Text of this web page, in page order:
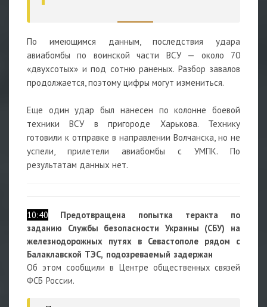
По имеющимся данным, последствия удара
авиабомбы по воинской части ВСУ — около 70
«двухсотых» и под сотню раненых. Разбор завалов
продолжается, поэтому цифры могут измениться.
Еще один удар был нанесен по колонне боевой
техники ВСУ в пригороде Харькова. Технику
готовили к отправке в направлении Волчанска, но не
успели, прилетели авиабомбы с УМПК. По
результатам данных нет.
10:40
Предотвращена попытка теракта по
заданию Службы безопасности Украины (СБУ) на
железнодорожных путях в Севастополе рядом с
Балаклавской ТЭС, подозреваемый задержан
Об этом сообщили в Центре общественных связей
ФСБ России.